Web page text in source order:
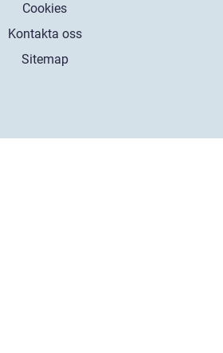
Cookies
Kontakta oss
Sitemap